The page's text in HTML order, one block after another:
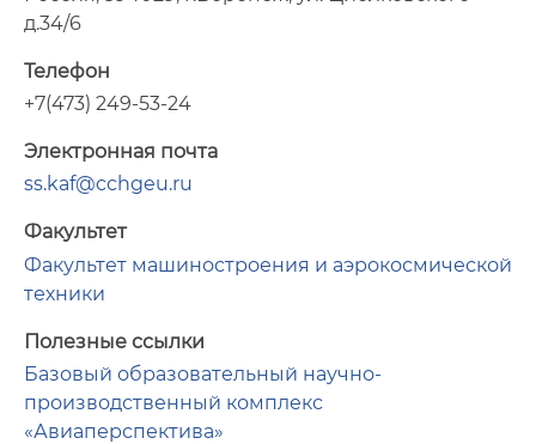
д.34/6
Телефон
+7(473) 249-53-24
Электронная почта
ss.kaf@cchgeu.ru
Факультет
Факультет машиностроения и аэрокосмической
техники
Полезные ссылки
Базовый образовательный научно-
производственный комплекс
«Авиаперспектива»